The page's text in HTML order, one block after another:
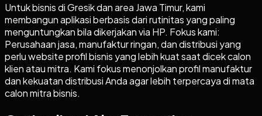
Untuk bisnis di Gresik dan area Jawa Timur, kami
membangun aplikasi berbasis dari rutinitas yang paling
menguntungkan bila dikerjakan via HP. Fokus kami:
Perusahaan jasa, manufaktur ringan, dan distribusi yang
perlu website profil bisnis yang lebih kuat saat dicek calon
klien atau mitra. Kami fokus menonjolkan profil manufaktur
dan kekuatan distribusi Anda agar lebih terpercaya di mata
calon mitra bisnis.